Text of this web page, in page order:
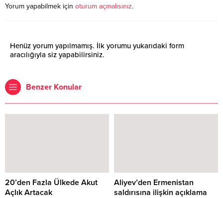
Yorum yapabilmek için oturum açmalısınız.
Henüz yorum yapılmamış. İlk yorumu yukarıdaki form
aracılığıyla siz yapabilirsiniz.
Benzer Konular
20’den Fazla Ülkede Akut
Açlık Artacak
Aliyev’den Ermenistan
saldırısına ilişkin açıklama